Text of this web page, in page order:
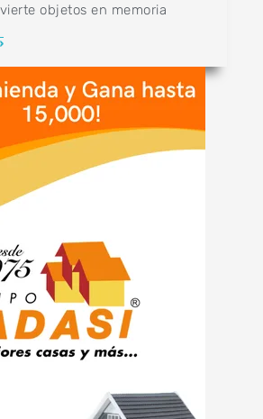
objetos en memoria